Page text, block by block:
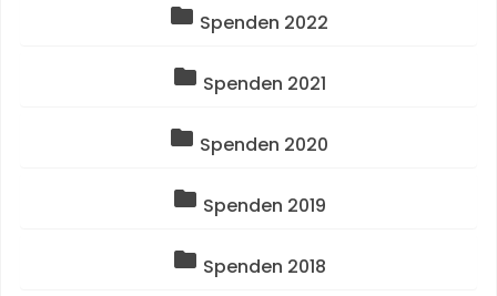
folder Spenden 2022
folder Spenden 2021
folder Spenden 2020
folder Spenden 2019
folder Spenden 2018